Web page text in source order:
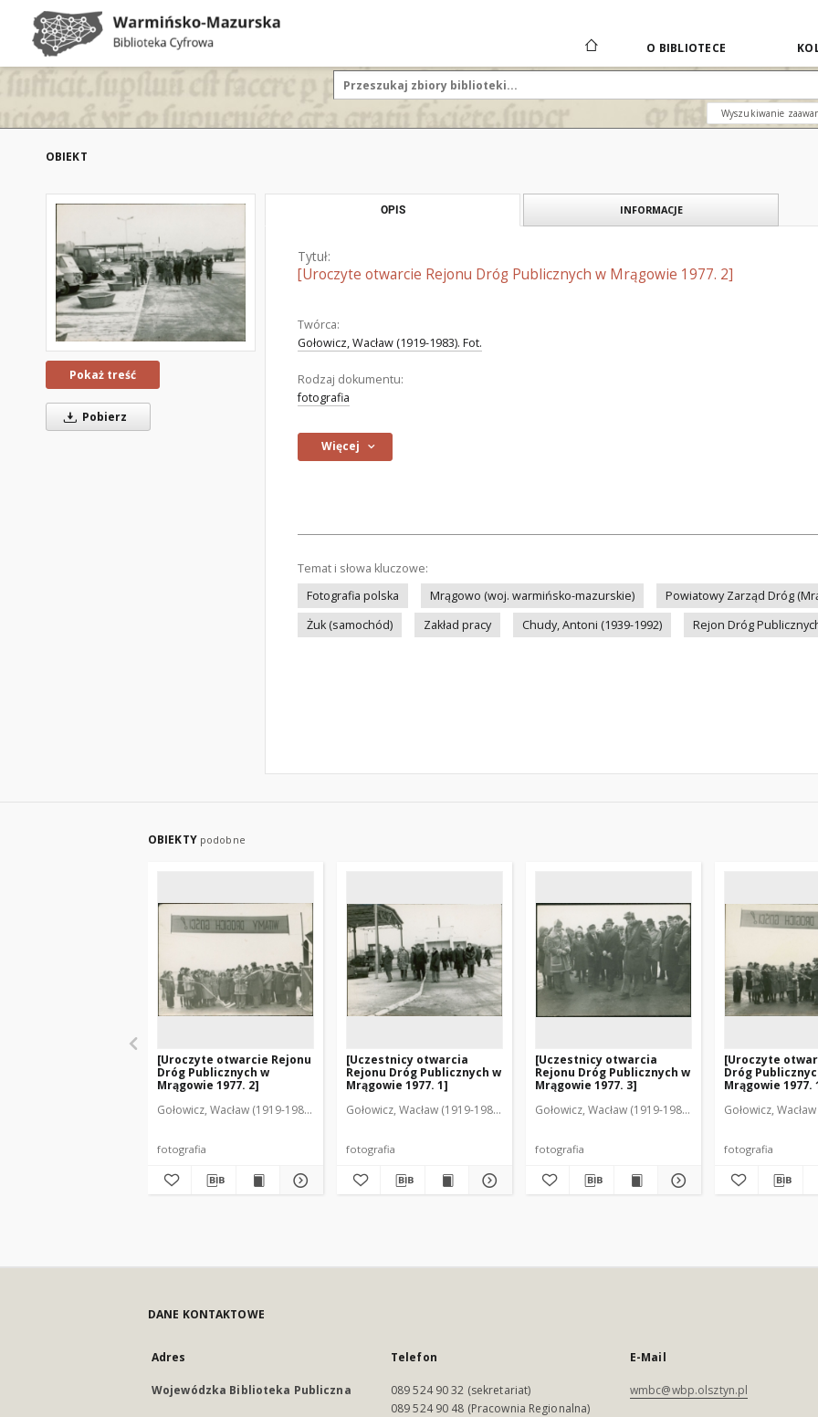
O BIBLIOTECE
Wyszukiwanie
OBIEKT
Pokaż treść
Pobierz
OPIS INFORMACJE
Tytuł:
[Uroczyte otwarcie Rejonu Dróg Publicznych w Mrągowie 1977. 2]
Twórca:
Gołowicz, Wacław (1919-1983). Fot.
Rodzaj dokumentu:
fotografia
Więcej
Temat i słowa kluczowe:
Fotografia polska
Mrągowo (woj. warmińsko-mazurskie) Powiatowy Zarząd Dróg
Żuk (samochód)
Zakład pracy Chudy, Antoni (1939-1992) Rejon Dróg
OBIEKTY podobne
[Uroczyte otwarcie Rejonu
Dróg Publicznych w
Mrągowie 1977. 2]
Gołowicz, Wacław (1919-1983). Fot.
fotografia
[Uczestnicy otwarcia
Rejonu Dróg Publicznych w
Mrągowie 1977. 1]
Gołowicz, Wacław (1919-1983). Fot.
fotografia
[Uczestnicy otwarcia
Rejonu Dróg Publicznych w
Mrągowie 1977. 3]
Gołowicz, Wacław (1919-1983). Fot.
fotografia
[Uroczyte
Dróg
Mrągowie 1977.
Gołowicz,
fotografia
DANE KONTAKTOWE
Adres
Wojewódzka Biblioteka Publiczna
Telefon
089 524 90 32 (sekretariat)
089 524 90 48 (Pracownia Regionalna)
E-Mail
wmbc@wbp.olsztyn.pl